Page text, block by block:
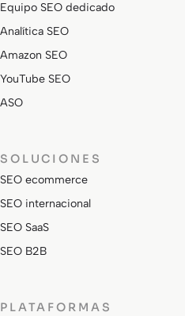
Equipo SEO dedicado
Analítica SEO
Amazon SEO
YouTube SEO
ASO
SOLUCIONES
SEO ecommerce
SEO internacional
SEO SaaS
SEO B2B
PLATAFORMAS